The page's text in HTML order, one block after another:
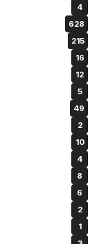
4
628
215
16
12
5
49
2
10
4
8
6
2
1